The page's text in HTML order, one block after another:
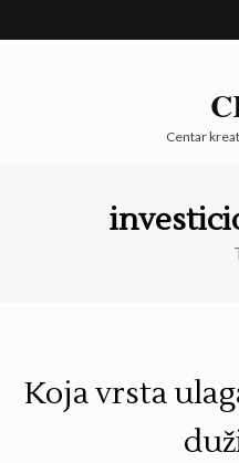
to
Centar
Koja vrsta